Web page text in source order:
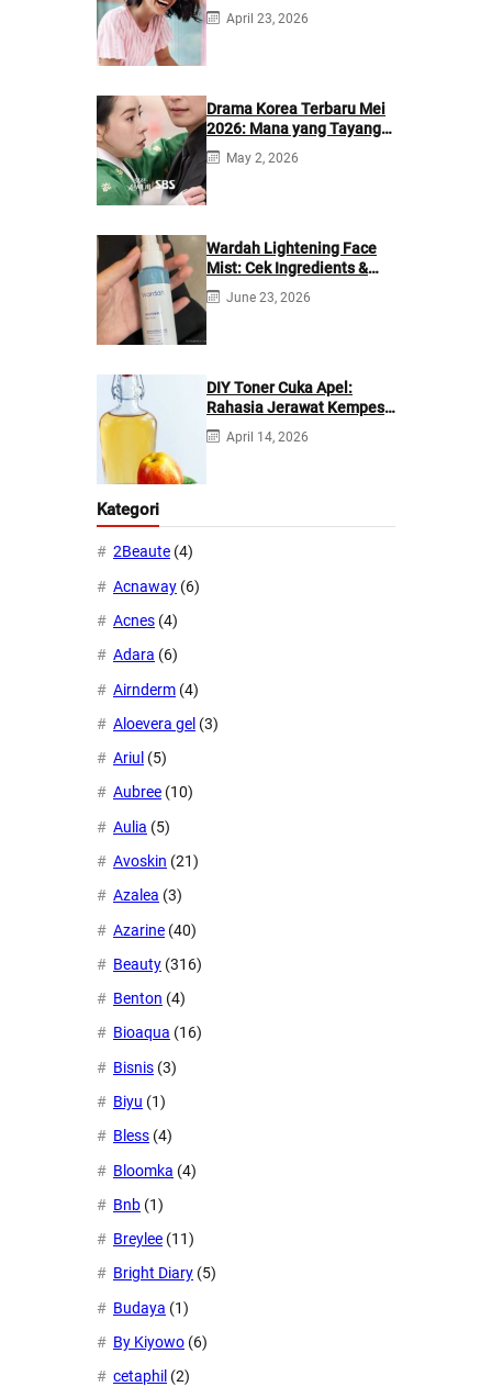
April 23, 2026
Drama Korea Terbaru Mei
2026: Mana yang Tayang
di Netflix?
May 2, 2026
Wardah Lightening Face
Mist: Cek Ingredients &
Manfaatnya
June 23, 2026
DIY Toner Cuka Apel:
Rahasia Jerawat Kempes
dalam 2 Hari!
April 14, 2026
Kategori
2Beaute (4)
Acnaway (6)
Acnes (4)
Adara (6)
Airnderm (4)
Aloevera gel (3)
Ariul (5)
Aubree (10)
Aulia (5)
Avoskin (21)
Azalea (3)
Azarine (40)
Beauty (316)
Benton (4)
Bioaqua (16)
Bisnis (3)
Biyu (1)
Bless (4)
Bloomka (4)
Bnb (1)
Breylee (11)
Bright Diary (5)
Budaya (1)
By Kiyowo (6)
cetaphil (2)